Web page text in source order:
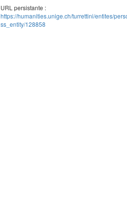
URL persistante :
https://humanities.unige.ch/turrettini/entites/
ss_entity/128858